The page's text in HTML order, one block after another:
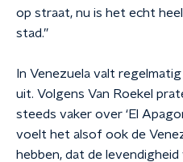
op straat, nu is het echt
stad.”
In Venezuela valt
uit. Volgens Van Roekel
steeds vaker over ‘El
voelt het alsof ook de
hebben, dat de levendigheid